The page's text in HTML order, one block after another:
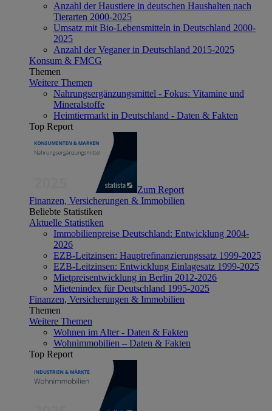
Anzahl der Haustiere in deutschen Haushalten nach
Tierarten 2000-2025
Umsatz mit Bio-Lebensmitteln in Deutschland 2000-
2025
Anzahl der Veganer in Deutschland 2015-2025
Konsum & FMCG
Themen
Weitere Themen
Nahrungsergänzungsmittel - Fokus: Vitamine und
Mineralstoffe
Heimtiermarkt in Deutschland - Daten & Fakten
Top Report
Zum Report
Finanzen, Versicherungen & Immobilien
Beliebte Statistiken
Aktuelle Statistiken
Immobilienpreise Deutschland: Entwicklung 2004-
2026
EZB-Leitzinsen: Hauptrefinanzierungssatz 1999-2025
EZB-Leitzinsen: Entwicklung Einlagesatz 1999-2025
Mietpreisentwicklung in Berlin 2012-2026
Mietenindex für Deutschland 1995-2025
Finanzen, Versicherungen & Immobilien
Themen
Weitere Themen
Wohnen im Alter - Daten & Fakten
Wohnimmobilien – Daten & Fakten
Top Report